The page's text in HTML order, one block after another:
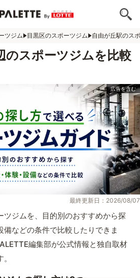
ツジム 目黒区のスポーツジム 自由が丘駅のス
のスポーツジムを比較
最終更新日：2026/08/07
ツジムを、目的別のおすすめから探
備などの条件で比較したりできま
編集部が公式情報と独自取材